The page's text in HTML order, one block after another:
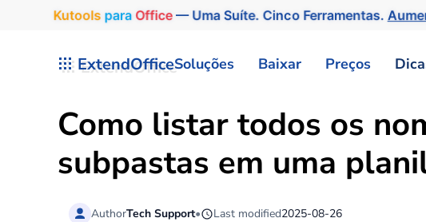
Kutools para Office— Uma Suíte. Cinco Ferramentas.
ExtendOfficeSoluções Baixar Preços
Como listar todos os
subpastas em uma
AuthorTech Support• Last modified2025-08-26